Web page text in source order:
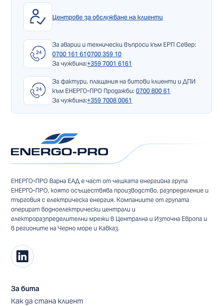
Центрове за обслужване на клиенти
За аварии и технически въпроси към ЕРП Север:
0700 161 61 0700 359 10
За чужбина:+359 7001 6161
За фактури, плащания на битови клиенти и ДПИ
към ЕНЕРГО-ПРО Продажби:0700 800 61
За чужбина:+359 7008 0061
ЕНЕРГО-ПРО Варна ЕАД е част от чешката енергийна група
ЕНЕРГО-ПРО, която осъществява производство, разпределение и
търговия с електрическа енергия. Компаниите от групата
оперират водноелектрически централи и
електроразпределителни мрежи в Централна и Източна Европа и
в регионите на Черно море и Кавказ.
За бита
Как да стана клиент